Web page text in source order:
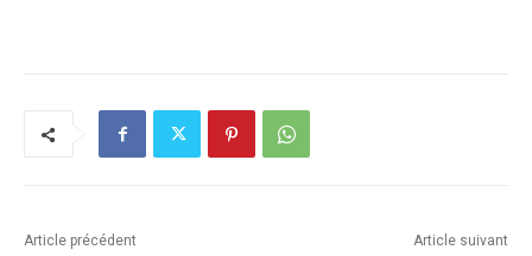
Article précédent Article suivant